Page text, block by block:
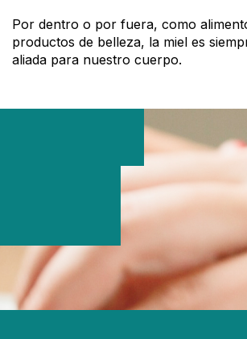
Por dentro o por fuera, como
productos de belleza, la miel es
aliada para nuestro cuerpo.